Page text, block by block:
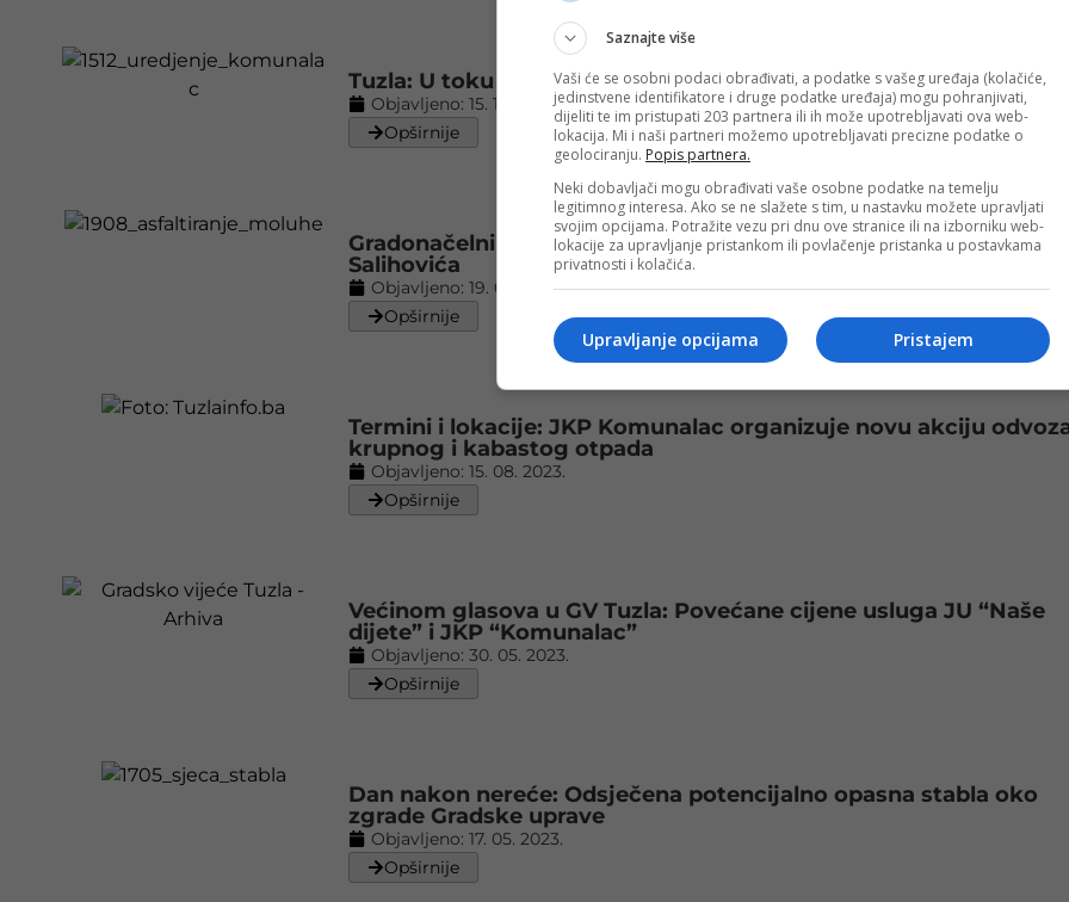
Tuzla: U toku predpraznično uređenje grada
Objavljeno:15. 12. 2023.
Opširnije
Gradonačelnik obišao radove: Završena sanacija ulice Fikreta
Salihovića
Objavljeno:19. 08. 2023.
Opširnije
Termini i lokacije: JKP Komunalac organizuje novu akciju
krupnog i kabastog otpada
Objavljeno:15. 08. 2023.
Opširnije
Većinom glasova u GV Tuzla: Povećane cijene usluga JU “Naše
dijete” i JKP “Komunalac”
Objavljeno:30. 05. 2023.
Opširnije
Dan nakon nereće: Odsječena potencijalno opasna stabla oko
zgrade Gradske uprave
Objavljeno:17. 05. 2023.
Opširnije
Saznajte više
Vaši će se osobni podaci obrađivati, a podatke s vašeg uređaja (kolačiće,
jedinstvene identifikatore i druge podatke uređaja) mogu pohranjivati,
dijeliti te im pristupati 203 partnera ili ih može upotrebljavati ova web-
lokacija. Mi i naši partneri možemo upotrebljavati precizne podatke o
geolociranju. Popis partnera.
Neki dobavljači mogu obrađivati vaše osobne podatke na temelju
legitimnog interesa. Ako se ne slažete s tim, u nastavku možete upravljati
svojim opcijama. Potražite vezu pri dnu ove stranice ili na izborniku web-
lokacije za upravljanje pristankom ili povlačenje pristanka u postavkama
privatnosti i kolačića.
Pristajem
Upravljanje opcijama